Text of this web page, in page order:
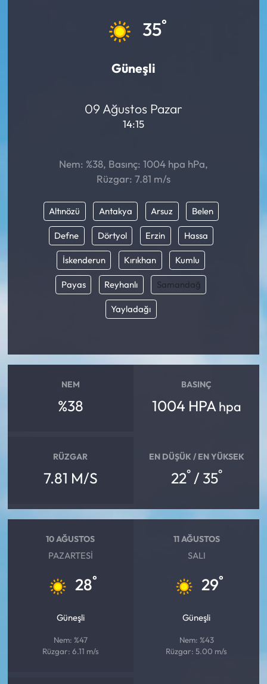
35°
Güneşli
09 Ağustos Pazar
14:15
Nem: %38, Basınç: 1004 hpa hPa,
Rüzgar: 7.81 m/s
Altınözü Antakya Arsuz Belen
Defne Dörtyol Erzin Hassa
İskenderun Kırıkhan Kumlu
Payas Reyhanlı Samandağ
Yayladağı
NEM
%38
BASINÇ
1004 HPA hpa
RÜZGAR
7.81 M/S
EN DÜŞÜK / EN YÜKSEK
22°/ 35°
10 AĞUSTOS
PAZARTESI
28°
Güneşli
Nem: %47
Rüzgar: 6.11 m/s
11 AĞUSTOS
SALI
29°
Güneşli
Nem: %43
Rüzgar: 5.00 m/s
İskilip Haberleri
Kültür Sanat
Laçin Haberleri
Magazin
Mecitözü Haberleri
Ortaköy Haberleri
Osmancık Haberleri
Resmi Reklam
Sağlık
Siyaset